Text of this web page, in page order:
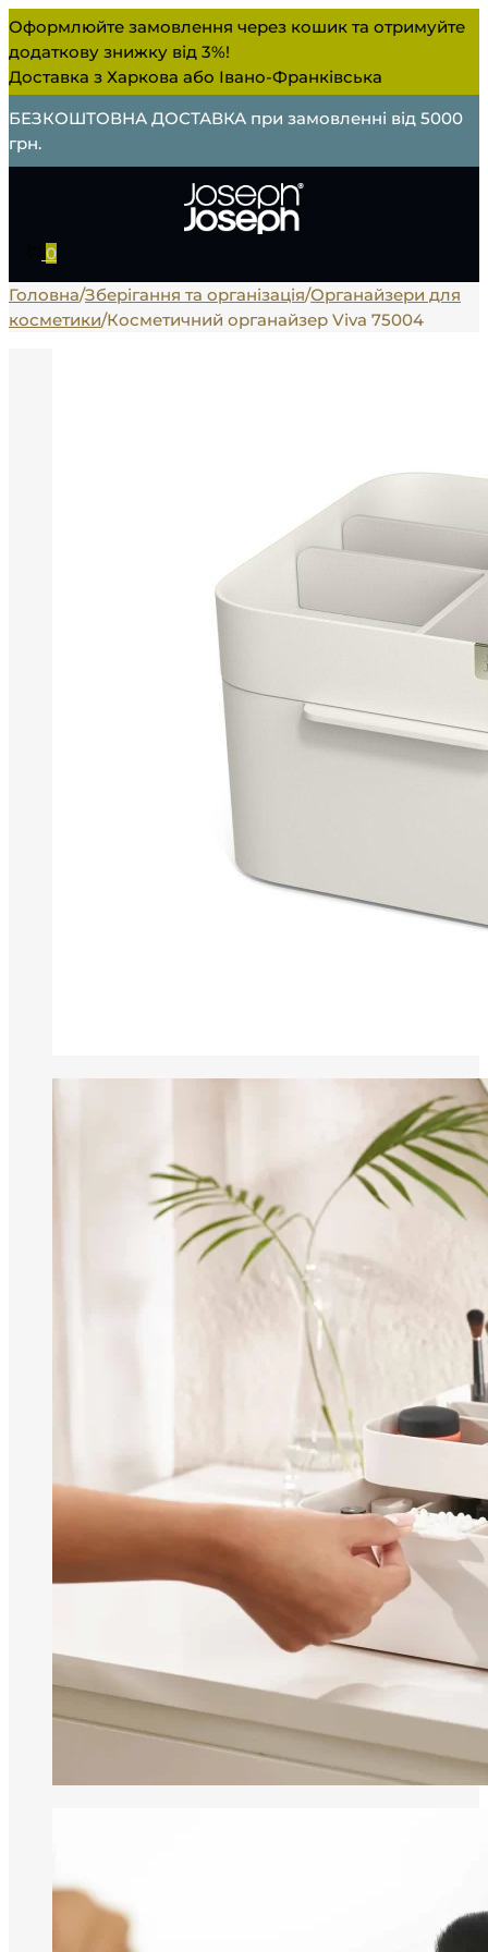
Оформлюйте замовлення через кошик та отримуйте
додаткову знижку від 3%!
Доставка з Харкова або Івано-Франківська
БЕЗКОШТОВНА ДОСТАВКА при замовленні від 5000
грн.
0
Головна/Зберігання та організація/Органайзери для
косметики/Косметичний органайзер Viva 75004